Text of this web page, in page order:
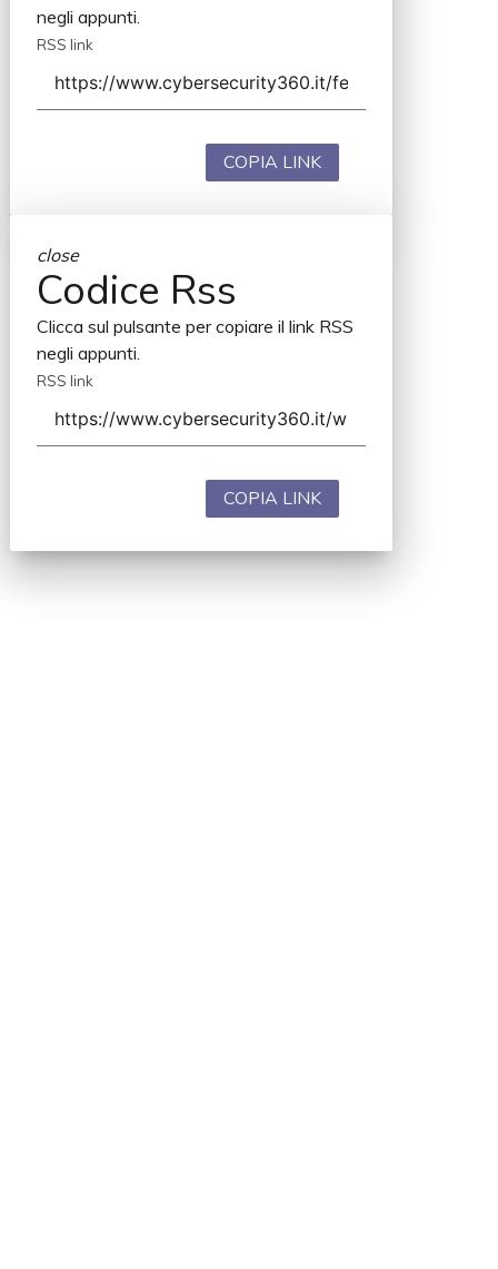
negli appunti.
RSS link
COPIA LINK
close
Codice Rss
Clicca sul pulsante per copiare il link RSS
negli appunti.
RSS link
COPIA LINK